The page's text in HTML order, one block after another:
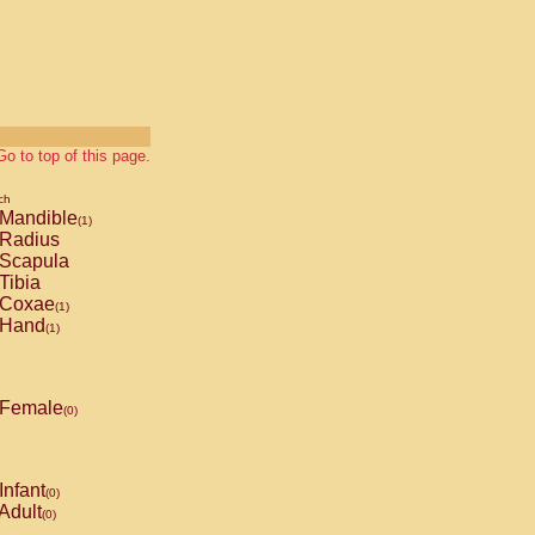
to top of this page.
Mandible(1)
Radius
Scapula
Tibia
Coxae(1)
Hand(1)
Female(0)
Infant(0)
(0)